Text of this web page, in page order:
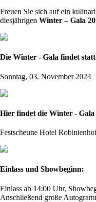
Freuen Sie sich auf ein
diesjährigen Winter – Gala
Die Winter - Gala findet
Sonntag, 03. November 2024
Hier findet die Winter - Gala
Festscheune Hotel
Einlass und Showbeginn:
Einlass ab 14:00 Uhr,
Anschließend große